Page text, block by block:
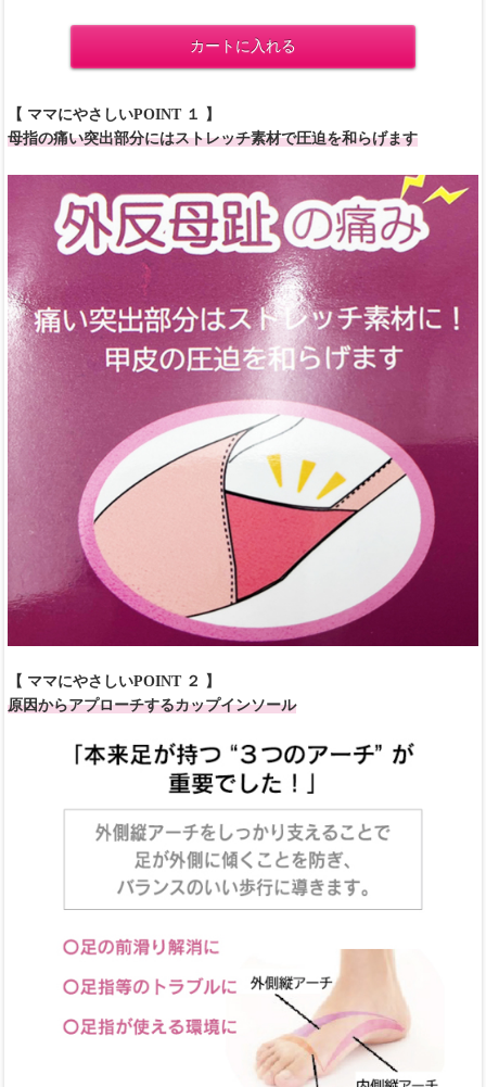
カートに入れる
【 ママにやさしいPOINT １ 】
母指の痛い突出部分にはストレッチ素材で圧迫を和らげます
【 ママにやさしいPOINT ２ 】
原因からアプローチするカップインソール